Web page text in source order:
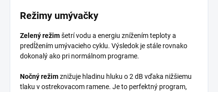
Režimy umývačky
Zelený režimšetrí vodu a energiu znížením teploty a
predĺžením umývacieho cyklu. Výsledok je stále rovnako
dokonalý ako pri normálnom programe.
Nočný režimznižuje hladinu hluku o 2 dB vďaka nižšiemu
tlaku v ostrekovacom ramene. Je to perfektný program,